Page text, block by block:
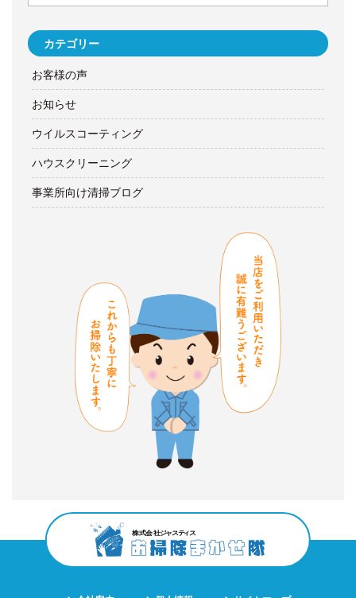
カテゴリー
お客様の声
お知らせ
ウイルスコーティング
ハウスクリーニング
事業所向け清掃ブログ